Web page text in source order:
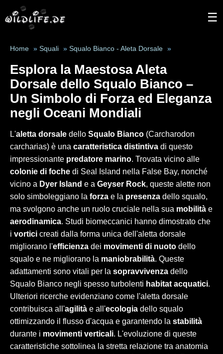
☰
Home » Squali » Squalo Bianco - Aleta Dorsale »
Esplora la Maestosa Aleta
Dorsale dello Squalo Bianco –
Un Simbolo di Forza ed Eleganza
negli Oceani Mondiali
L'aletta dorsale dello Squalo Bianco (Carcharodon
carcharias) è una caratteristica distintiva di questo
impressionante predatore marino. Trovata vicino alle
colonie di foche di Seal Island nella False Bay, nonché
vicino a Dyer Island e a Geyser Rock, queste alette non
solo simboleggiano la forza e la presenza dello squalo,
ma svolgono anche un ruolo cruciale nella sua mobilità e
aerodinamica. Studi biomeccanici hanno dimostrato che
i vortici creati dalla forma unica dell'aletta dorsale
migliorano l'efficienza dei movimenti di nuoto dello
squalo e ne migliorano la maniobrabilità. Queste
adattamenti sono vitali per la sopravvivenza dello
Squalo Bianco negli spesso turbolenti habitat acquatici.
Ulteriori ricerche evidenziano come l'aletta dorsale
contribuisca all'agilità e all'ecologia dello squalo
ottimizzando il flusso d'acqua e garantendo la stabilità
durante i movimenti verticali. L'evoluzione di queste
caratteristiche sottolinea la stretta relazione tra anatomia